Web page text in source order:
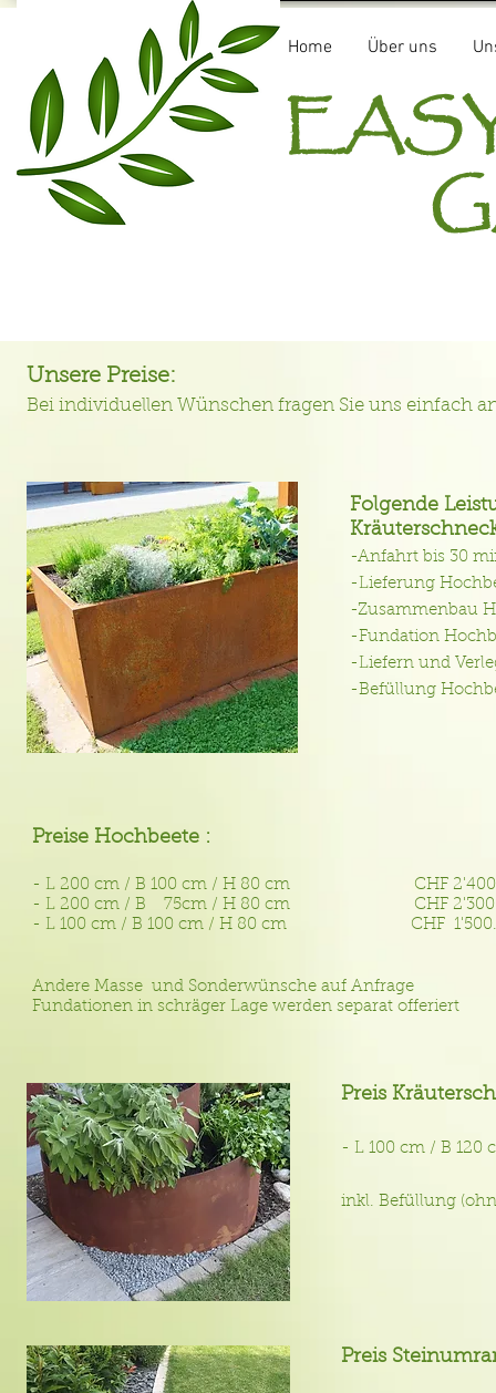
Home Über uns
Unsere Preise:
Bei individuellen Wünschen fragen Sie uns einfach
Folgende
-Anfahrt bis 30
-Lieferung
-Zusammenbau
-Fundation
-Liefern und
-Befüllung
Preise Hochbeete :
- L 200 cm / B 100 cm / H 80 cm CHF
- L 200 cm / B 75cm / H 80 cm CHF
- L 100 cm / B 100 cm / H 80 cm CHF
Andere Masse und Sonderwünsche auf Anfrage
Fundationen in schräger Lage werden separat offeriert
Preis
- L 100 cm / B
inkl. Befüllung
Preis